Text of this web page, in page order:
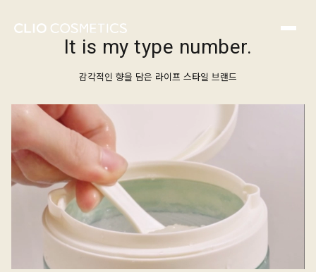
도와주는 라이프 스타일 브랜드입니다.
It is my type number.
감각적인 향을 담은 라이프 스타일 브랜드